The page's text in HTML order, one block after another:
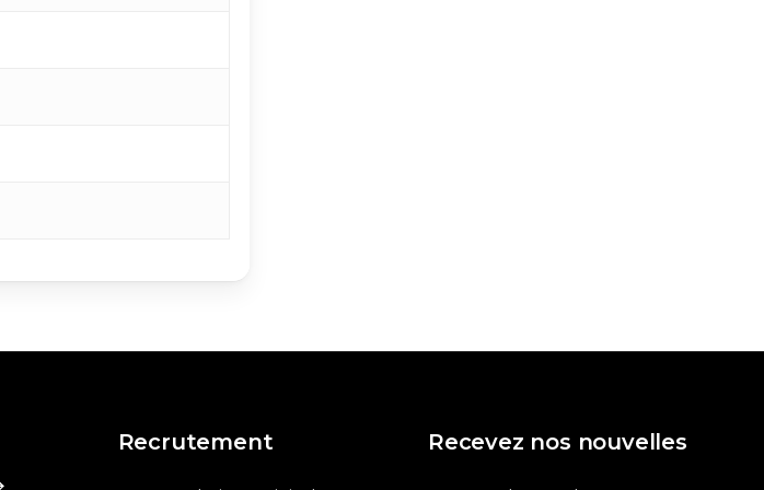
Recrutement Recevez nos nouvelles